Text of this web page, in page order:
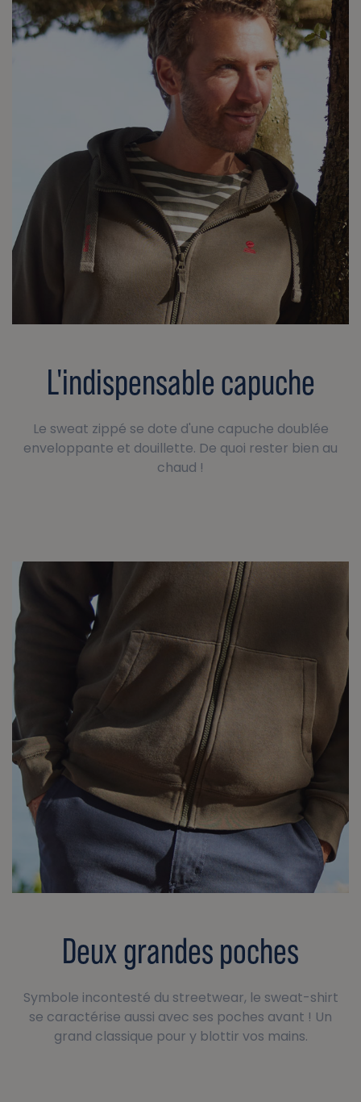
L'indispensable capuche
Le sweat zippé se dote d'une capuche doublée
enveloppante et douillette. De quoi rester bien au
chaud !
Deux grandes poches
Symbole incontesté du streetwear, le sweat-shirt
se caractérise aussi avec ses poches avant ! Un
grand classique pour y blottir vos mains.